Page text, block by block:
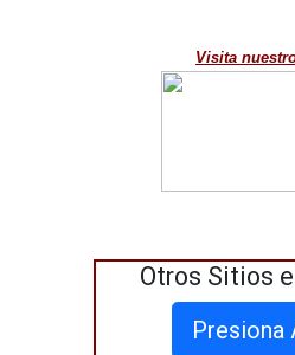
Visita
Otros Sitios
Presiona